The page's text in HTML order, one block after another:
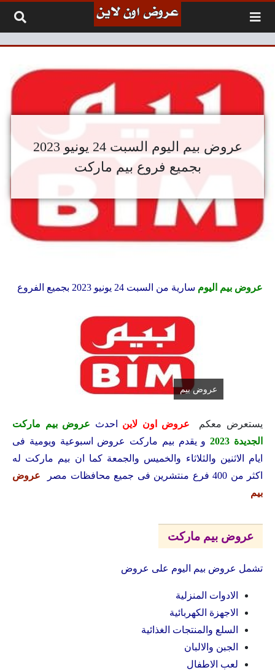
عروض بيم اليوم السبت 24 يونيو 2023
بجميع فروع بيم ماركت
عروض بيم اليوم سارية من السبت 24 يونيو 2023 بجميع الفروع
عروض بيم
يستعرض معكم عروض اون لاين احدث عروض بيم ماركت
الجديدة 2023
و يقدم بيم ماركت عروض اسبوعية ويومية فى
ايام الاثنين والثلاثاء والخميس والجمعة كما ان بيم ماركت له
اكثر من 400 فرع منتشرين فى جميع محافظات مصر
عروض
بيم
عروض بيم ماركت
تشمل عروض بيم اليوم على عروض
الادوات المنزلية
الاجهزة الكهربائية
السلع والمنتجات الغذائية
الجبن والالبان
لعب الاطفال